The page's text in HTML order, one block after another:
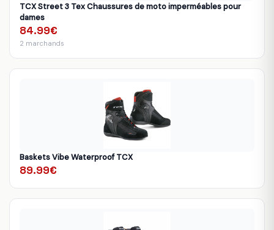
TCX Street 3 Tex Chaussures de moto imperméables pour
dames
84.99€
2 marchands
Baskets Vibe Waterproof TCX
89.99€